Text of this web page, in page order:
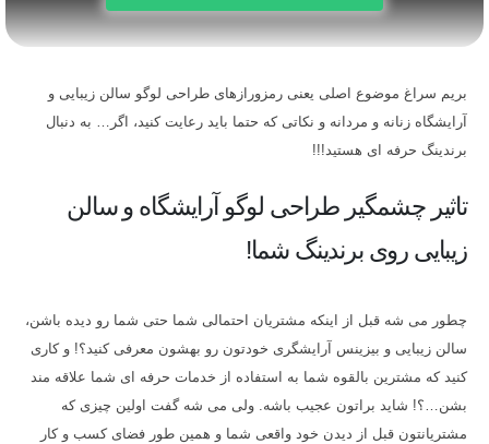
بریم سراغ موضوع اصلی یعنی رمزورازهای طراحی لوگو سالن زیبایی و
آرایشگاه زنانه و مردانه و نکاتی که حتما باید رعایت کنید، اگر… به دنبال
برندینگ حرفه ای هستید!!!
تاثیر چشمگیر طراحی لوگو آرایشگاه و سالن
زیبایی روی برندینگ شما!
چطور می شه قبل از اینکه مشتریان احتمالی شما حتی شما رو دیده باشن،
سالن زیبایی و بیزینس آرایشگری خودتون رو بهشون معرفی کنید؟! و کاری
کنید که مشترین بالقوه شما به استفاده از خدمات حرفه ای شما علاقه مند
بشن…؟! شاید براتون عجیب باشه. ولی می شه گفت اولین چیزی که
مشتریانتون قبل از دیدن خود واقعی شما و همین طور فضای کسب و کار